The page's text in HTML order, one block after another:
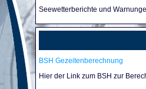
Seewetterberichte und
BSH Gezeitenberechnung
Hier der Link zum BSH zur